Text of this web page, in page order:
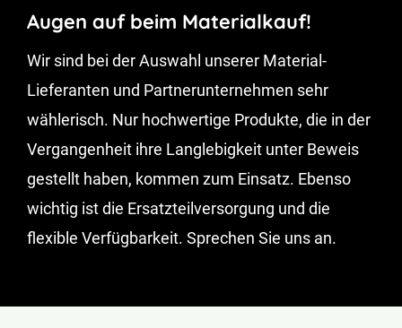
News
Kontakt
Augen auf beim Materialkauf!
Wir sind bei der Auswahl unserer Material-
Lieferanten und Partnerunternehmen sehr
wählerisch. Nur hochwertige Produkte, die in der
Vergangenheit ihre Langlebigkeit unter Beweis
gestellt haben, kommen zum Einsatz. Ebenso
wichtig ist die Ersatzteilversorgung und die
flexible Verfügbarkeit. Sprechen Sie uns an.